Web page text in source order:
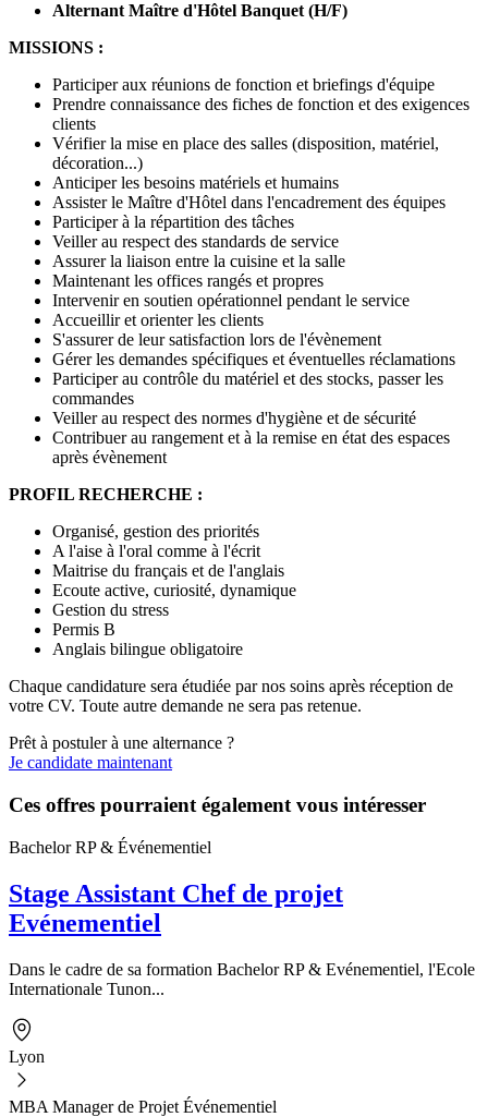
Alternant Maître d'Hôtel Banquet (H/F)
MISSIONS :
Participer aux réunions de fonction et briefings d'équipe
Prendre connaissance des fiches de fonction et des exigences
clients
Vérifier la mise en place des salles (disposition, matériel,
décoration...)
Anticiper les besoins matériels et humains
Assister le Maître d'Hôtel dans l'encadrement des équipes
Participer à la répartition des tâches
Veiller au respect des standards de service
Assurer la liaison entre la cuisine et la salle
Maintenant les offices rangés et propres
Intervenir en soutien opérationnel pendant le service
Accueillir et orienter les clients
S'assurer de leur satisfaction lors de l'évènement
Gérer les demandes spécifiques et éventuelles réclamations
Participer au contrôle du matériel et des stocks, passer les
commandes
Veiller au respect des normes d'hygiène et de sécurité
Contribuer au rangement et à la remise en état des espaces
après évènement
PROFIL RECHERCHE :
Organisé, gestion des priorités
A l'aise à l'oral comme à l'écrit
Maitrise du français et de l'anglais
Ecoute active, curiosité, dynamique
Gestion du stress
Permis B
Anglais bilingue obligatoire
Chaque candidature sera étudiée par nos soins après réception de
votre CV. Toute autre demande ne sera pas retenue.
Prêt à postuler à une alternance ?
Je candidate maintenant
Ces offres pourraient également vous intéresser
Bachelor RP & Événementiel
Stage Assistant Chef de projet
Evénementiel
Dans le cadre de sa formation Bachelor RP & Evénementiel, l'Ecole
Internationale Tunon...
Lyon
MBA Manager de Projet Événementiel